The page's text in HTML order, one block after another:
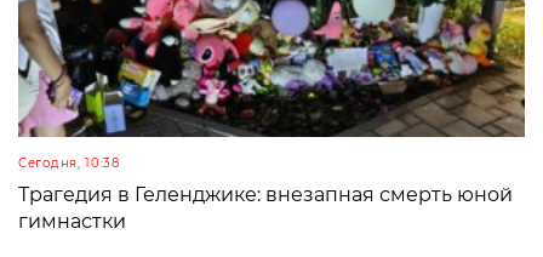
Сегодня, 10:38
Трагедия в Геленджике: внезапная смерть юной
гимнастки